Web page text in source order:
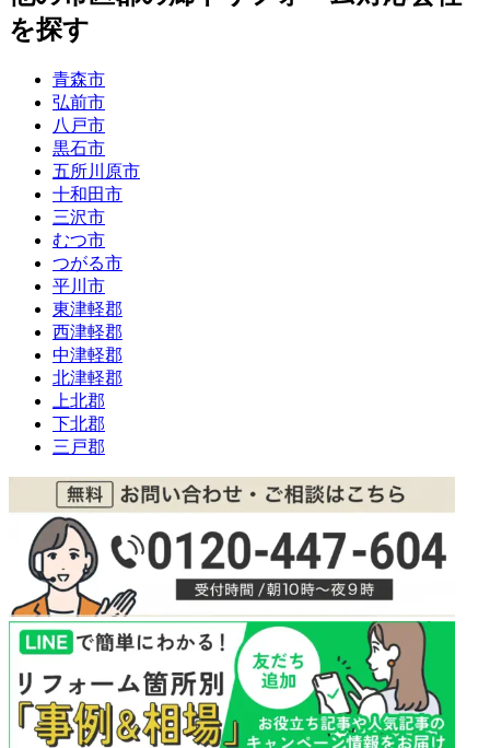
を探す
青森市
弘前市
八戸市
黒石市
五所川原市
十和田市
三沢市
むつ市
つがる市
平川市
東津軽郡
西津軽郡
中津軽郡
北津軽郡
上北郡
下北郡
三戸郡